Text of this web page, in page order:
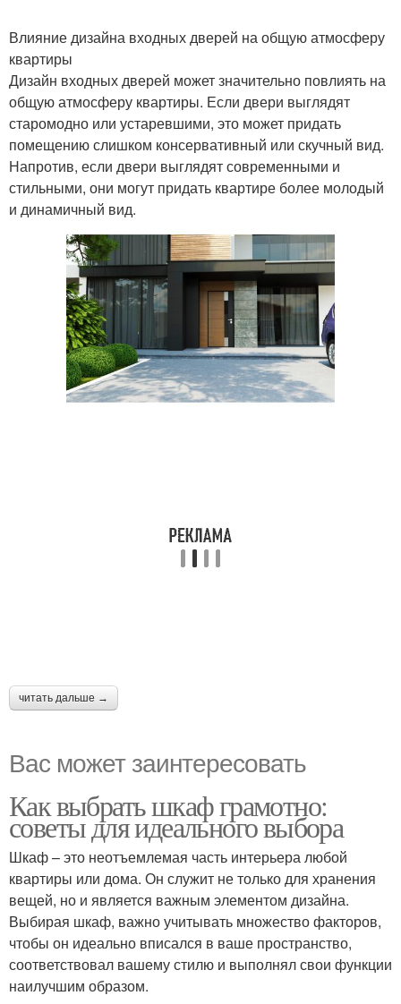
Влияние дизайна входных дверей на общую атмосферу
квартиры
Дизайн входных дверей может значительно повлиять на
общую атмосферу квартиры. Если двери выглядят
старомодно или устаревшими, это может придать
помещению слишком консервативный или скучный вид.
Напротив, если двери выглядят современными и
стильными, они могут придать квартире более молодый
и динамичный вид.
читать дальше →
Вас может заинтересовать
Как выбрать шкаф грамотно:
советы для идеального выбора
Шкаф – это неотъемлемая часть интерьера любой
квартиры или дома. Он служит не только для хранения
вещей, но и является важным элементом дизайна.
Выбирая шкаф, важно учитывать множество факторов,
чтобы он идеально вписался в ваше пространство,
соответствовал вашему стилю и выполнял свои функции
наилучшим образом.